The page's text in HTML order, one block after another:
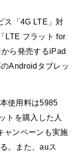
ス「4G LTE」対
LTE フラット for
ら発売するiPad
Androidタブレッ
使用料は5985
トを購入した人
ャンペーンも実施
。また、auス